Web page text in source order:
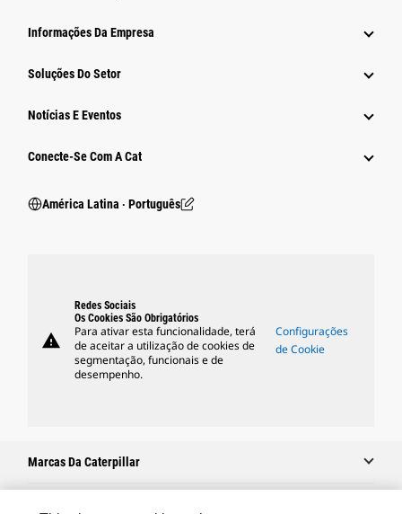
Informações Da Empresa
Soluções Do Setor
Notícias E Eventos
Conecte-Se Com A Cat
América Latina ‧ Português
warning
Redes Sociais
Os Cookies São Obrigatórios
Para ativar esta funcionalidade, terá
de aceitar a utilização de cookies de
segmentação, funcionais e de
desempenho.
Configurações
de Cookie
Marcas Da Caterpillar